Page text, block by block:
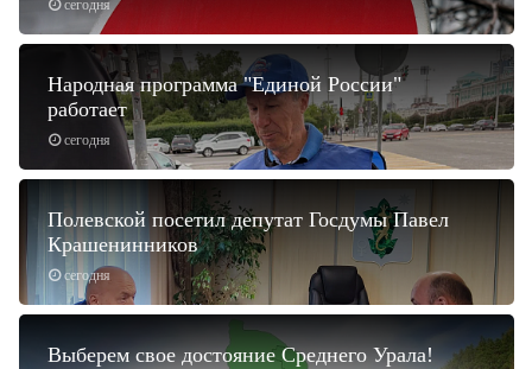
сегодня
сегодня
Народная программа "Единой России"
работает
сегодня
Полевской посетил депутат Госдумы Павел
Крашенинников
Выберем свое достояние Среднего Урала!